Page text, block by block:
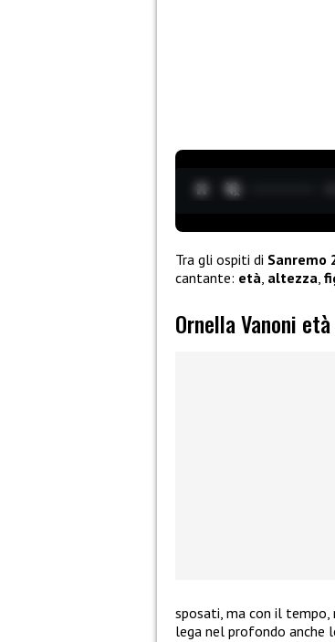
Tra gli ospiti di Sanremo
cantante: età altezza
Ornella Vanoni
sposati, ma con il tempo,
lega nel profondo anche